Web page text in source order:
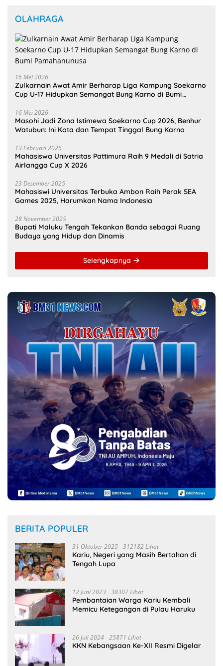
OLAHRAGA
16 Mei 2026
Zulkarnain Awat Amir Berharap Liga Kampung Soekarno
Cup U-17 Hidupkan Semangat Bung Karno di Bumi
16 Mei 2026
Masohi Jadi Zona Istimewa Soekarno Cup 2026, Benhur
Watubun: Ini Kota dan Tempat Tinggal Bung Karno
13 Februari 2026
Mahasiswa Universitas Pattimura Raih 9 Medali di Satria
Airlangga Cup X 2026
23 Desember 2025
Mahasiswi Universitas Terbuka Ambon Raih Perak SEA
Games 2025, Harumkan Nama Indonesia
28 November 2025
Bupati Maluku Tengah Tekankan Banda sebagai Ruang
Budaya yang Hidup dan Dinamis
Selengkapnya
BERITA POPULER
31 Oktober 2025 312182 Lihat
Kariu, Negeri yang Masih Bertahan di
Tengah Lupa
12 Juni 2023 38307 Lihat
Pembantaian Warga Kariu Kembali
Memicu Ketegangan di Pulau Haruku
26 Juli 2024 25871 Lihat
KKN Kebangsaan Ke-XII Resmi Digelar